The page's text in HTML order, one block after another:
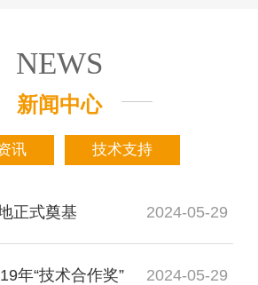
NEWS
新闻中心
讯 技术支持
正式奠基 2024-05-29
年“技术合作奖” 2024-05-29